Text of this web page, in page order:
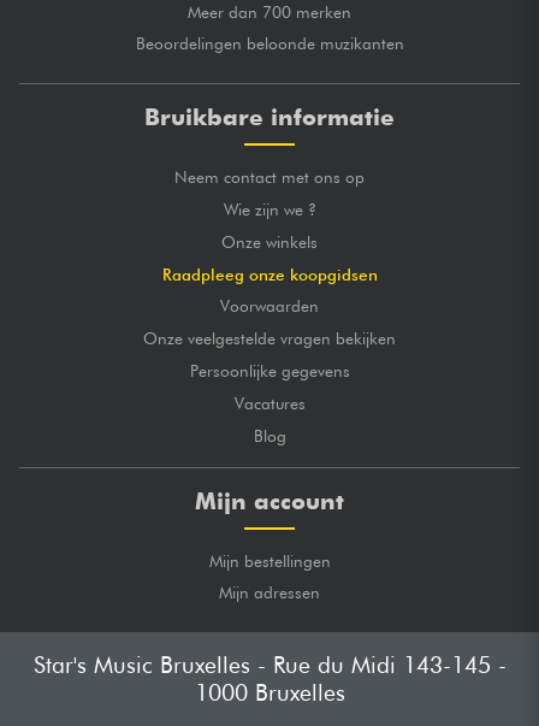
Meer dan 700 merken
Beoordelingen beloonde muzikanten
Bruikbare informatie
Neem contact met ons op
Wie zijn we ?
Onze winkels
Raadpleeg onze koopgidsen
Voorwaarden
Onze veelgestelde vragen bekijken
Persoonlijke gegevens
Vacatures
Blog
Mijn account
Mijn bestellingen
Mijn adressen
Star's Music Bruxelles - Rue du Midi 143-145 -
1000 Bruxelles